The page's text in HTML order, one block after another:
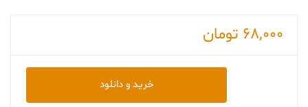
68,000 تومان
خرید و دانلود